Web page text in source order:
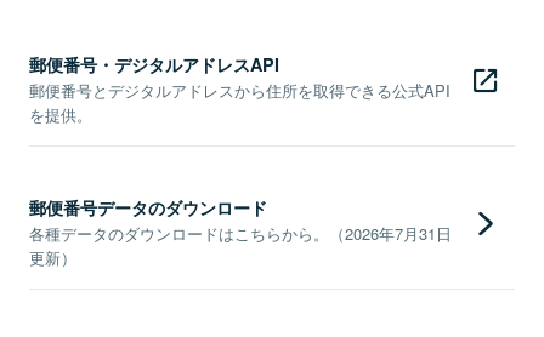
郵便番号・デジタルアドレスAPI
郵便番号とデジタルアドレスから住所を取得できる公式API
を提供。
郵便番号データのダウンロード
各種データのダウンロードはこちらから。（2026年7月31日
更新）